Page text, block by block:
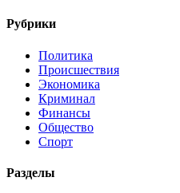
Рубрики
Политика
Происшествия
Экономика
Криминал
Финансы
Общество
Спорт
Разделы